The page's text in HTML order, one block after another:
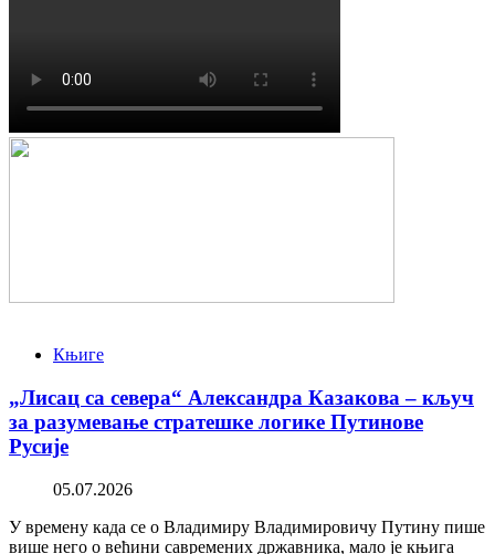
Књиге
„Лисац са севера“ Александра Казакова – кључ
за разумевање стратешке логике Путинове
Русије
05.07.2026
У времену када се о Владимиру Владимировичу Путину пише
више него о већини савремених државника, мало је књига